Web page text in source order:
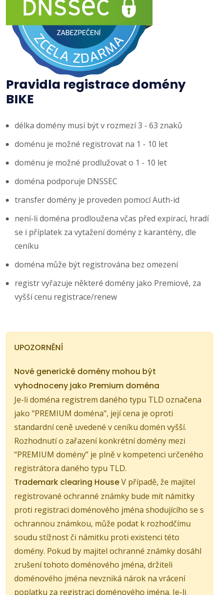
Pravidla registrace domény
BIKE
délka domény musí být v rozmezí 3 - 63 znaků
doménu je možné registrovat na 1 - 10 let
doménu je možné prodlužovat o 1 - 10 let
doména podporuje DNSSEC
transfer domény je proveden pomocí Auth-id
není-li doména prodloužena včas před expirací, hradí
se i příplatek za vytažení domény z karantény, dle
ceníku
doména může být registrována bez omezení
registr vyřazuje některé domény jako Premiové, za
vyšší cenu registrace/renew
UPOZORNĚNÍ
Nové generické domény mohou být
vyhodnoceny jako Premium doména
Je-li doména registrem daného typu TLD označena
jako "PREMIUM doména", její cena je oproti
standardní ceně uvedené v ceníku domén vyšší.
Rozhodnutí o zařazení konkrétní domény mezi
“PREMIUM domény” je plně v kompetenci určeného
registrátora daného typu TLD.
Trademark clearing HouseV případě, že majitel
registrované ochranné známky bude mít námitky
proti registraci doménového jména shodujícího se s
ochrannou známkou, může podat k rozhodčímu
soudu stížnost či námitku proti existenci této
domény. Pokud by majitel ochranné známky dosáhl
zrušení tohoto doménového jména, držiteli
doménového jména nevzniká nárok na vrácení
poplatku za registraci doménového jména. Je-li